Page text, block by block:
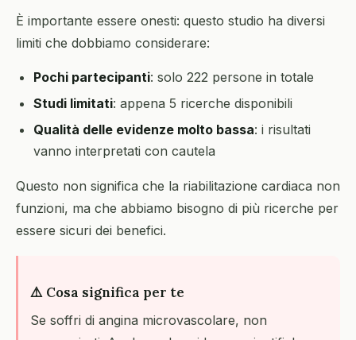
È importante essere onesti: questo studio ha diversi
limiti che dobbiamo considerare:
Pochi partecipanti: solo 222 persone in totale
Studi limitati: appena 5 ricerche disponibili
Qualità delle evidenze molto bassa: i risultati
vanno interpretati con cautela
Questo non significa che la riabilitazione cardiaca non
funzioni, ma che abbiamo bisogno di più ricerche per
essere sicuri dei benefici.
⚠️ Cosa significa per te
Se soffri di angina microvascolare, non